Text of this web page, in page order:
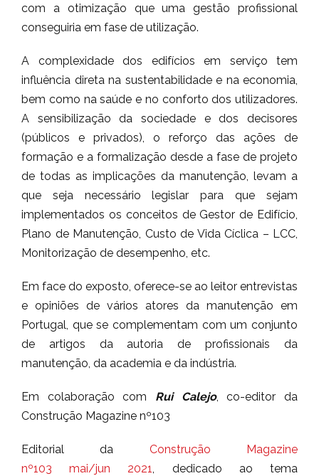
com a otimização que uma gestão profissional
conseguiria em fase de utilização.
A complexidade dos edifícios em serviço tem
influência direta na sustentabilidade e na economia,
bem como na saúde e no conforto dos utilizadores.
A sensibilização da sociedade e dos decisores
(públicos e privados), o reforço das ações de
formação e a formalização desde a fase de projeto
de todas as implicações da manutenção, levam a
que seja necessário legislar para que sejam
implementados os conceitos de Gestor de Edifício,
Plano de Manutenção, Custo de Vida Cíclica – LCC,
Monitorização de desempenho, etc.
Em face do exposto, oferece-se ao leitor entrevistas
e opiniões de vários atores da manutenção em
Portugal, que se complementam com um conjunto
de artigos da autoria de profissionais da
manutenção, da academia e da indústria.
Em colaboração com Rui Calejo, co-editor da
Construção Magazine nº103
Editorial da Construção Magazine
nº103 mai/jun 2021
, dedicado ao tema